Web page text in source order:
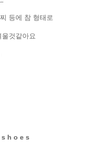
등에 참 형태로
것같아요
h o e s